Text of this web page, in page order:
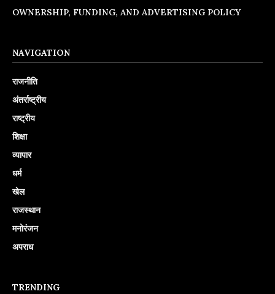
OWNERSHIP, FUNDING, AND ADVERTISING POLICY
NAVIGATION
राजनीति
अंतर्राष्ट्रीय
राष्ट्रीय
शिक्षा
व्यापार
धर्म
खेल
राजस्थान
मनोरंजन
अपराध
TRENDING